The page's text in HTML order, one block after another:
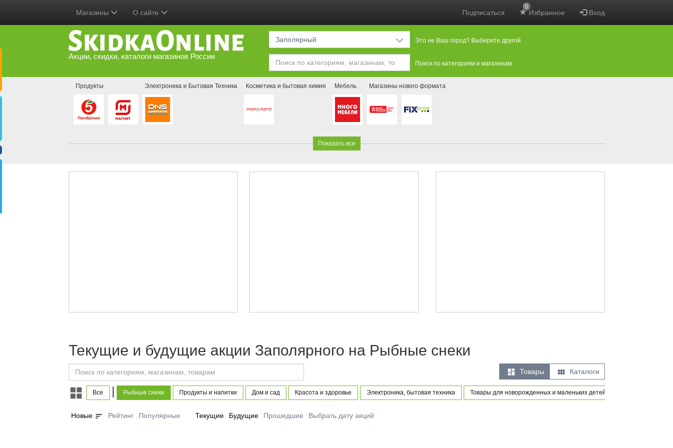
Подписаться Избранное
0
Вход
Магазины О сайте
Акции, скидки, каталоги магазинов России
Заполярный Это не Ваш город? Выберите другой
Поиск по категориям и магазинам
Продукты Электроника и Бытовая Техника Косметика и бытовая химия Мебель Магазины нового формата
Показать все
Текущие и будущие акции Заполярного на Рыбные снеки
 Товары  Каталоги
Все | Рыбные снеки Продукты и напитки Дом и сад Красота и здоровье Электроника, бытовая техника Товары для новорожденных и маленьких детей
Новые sort Рейтинг Популярные Текущие Будущие Прошедшие Выбрать дату акций